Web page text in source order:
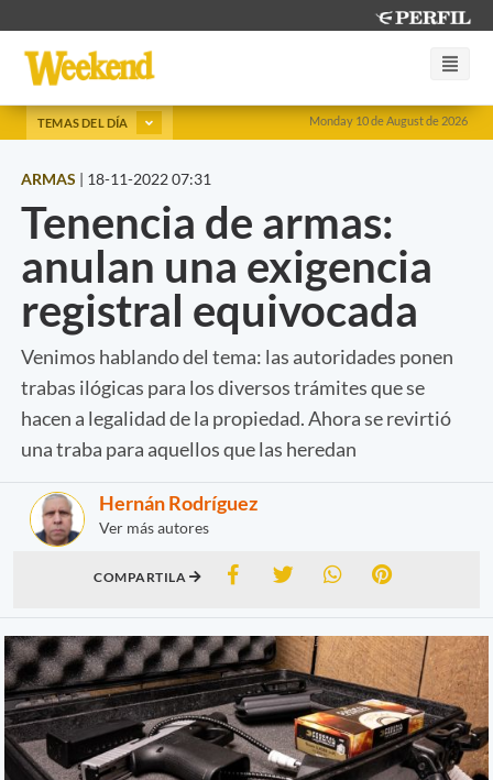
Monday 10 de August de 2026
TEMAS DEL DÍA
ARMAS | 18-11-2022 07:31
Tenencia de armas:
anulan una exigencia
registral equivocada
Venimos hablando del tema: las autoridades ponen
trabas ilógicas para los diversos trámites que se
hacen a legalidad de la propiedad. Ahora se revirtió
una traba para aquellos que las heredan
Hernán Rodríguez
Ver más autores
COMPARTILA